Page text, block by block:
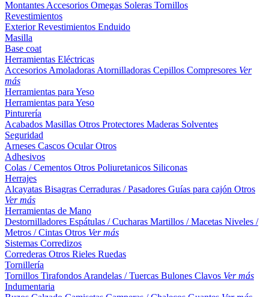
Montantes Accesorios Omegas Soleras Tornillos
Revestimientos
ExteriorRevestimientos Enduido
Masilla
Base coat
Herramientas Eléctricas
Accesorios Amoladoras Atornilladoras Cepillos Compresores Ver
más
Herramientas para Yeso
Herramientas para Yeso
Pinturería
Acabados Masillas Otros Protectores Maderas Solventes
Seguridad
Arneses Cascos OcularOtros
Adhesivos
Colas / Cementos Otros Poliuretanicos Siliconas
Herrajes
Alcayatas Bisagras Cerraduras / Pasadores Guías para cajón Otros
Ver más
Herramientas de Mano
Destornilladores Espátulas / Cucharas Martillos / Macetas Niveles /
Metros / Cintas Otros Ver más
Sistemas Corredizos
Correderas Otros Rieles Ruedas
Tornillería
Tornillos Tirafondos Arandelas / Tuercas Bulones Clavos Ver más
Indumentaria